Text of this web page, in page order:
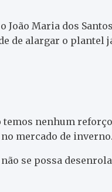
João Maria dos
de alargar o plantel
temos nenhum
mercado de inverno.
se possa